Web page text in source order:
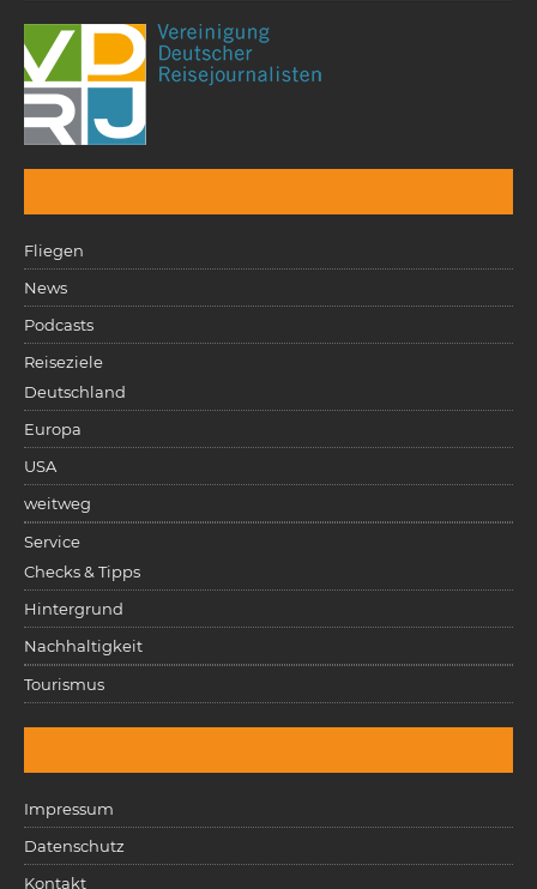
Fliegen
News
Podcasts
Reiseziele
Deutschland
Europa
USA
weitweg
Service
Checks & Tipps
Hintergrund
Nachhaltigkeit
Tourismus
Impressum
Datenschutz
Kontakt